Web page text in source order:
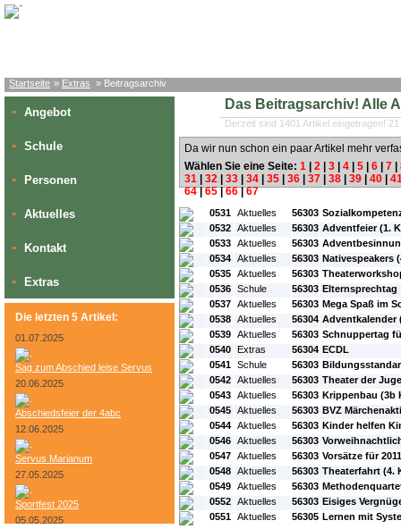
Startseite » Extras » Beitragsarchiv
» Angebot
» Schule
» Personen
» Aktuelles
» Kontakt
» Extras
Die letzten 5 Artikel:
01.07.2025
Sag zum Abschied leise Servus
20.06.2025
Abschiedsfeier der 4abc
12.06.2025
Servus Marianum
27.05.2025
Sportfest 2025
05.05.2025
Das Beitragsarchiv! Alle
Derzeit sind 1401 Artikel eingetragen!
Da wir nun schon ein paar Artikel mehr
Wählen Sie eine Seite: 1 2 3 4 5 6 7
31
32 33 34 35 36 37 38 39 40
64|65|66|67
#L: #ID: #Rubrik:
0531 Aktuelles 56303
0532 Aktuelles 56303 Adventfeier (1.
0533 Aktuelles 56303
0534 Aktuelles 56303 Nativespeakers
0535 Aktuelles 56303
0536 Schule 56303 Elternsprechtag
0537 Aktuelles 56303 Mega Spaß im
0538 Aktuelles 56304 Adventkalender
0539 Aktuelles 56303 Schnuppertag
0540 Extras 56304 ECDL
0541 Schule 56303
0542 Aktuelles 56303 Theater der
0543 Aktuelles 56303 Krippenbau (3b
0545 Aktuelles 56303 BVZ
0544 Aktuelles 56303 Kinder helfen
0546 Aktuelles 56303
0547 Aktuelles 56303 Vorsätze für 2011
0548 Aktuelles 56303 Theaterfahrt (4.
0549 Aktuelles 56303
0552 Aktuelles 56303 Eisiges
0551 Aktuelles 56305 Lernen mit